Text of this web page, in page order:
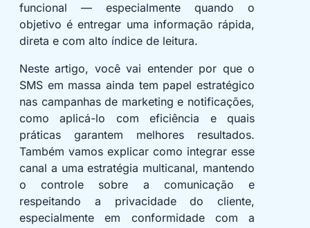
funcional — especialmente quando o
objetivo é entregar uma informação rápida,
direta e com alto índice de leitura.
Neste artigo, você vai entender por que o
SMS em massa ainda tem papel estratégico
nas campanhas de marketing e notificações,
como aplicá-lo com eficiência e quais
práticas garantem melhores resultados.
Também vamos explicar como integrar esse
canal a uma estratégia multicanal, mantendo
o controle sobre a comunicação e
respeitando a privacidade do cliente,
especialmente em conformidade com a